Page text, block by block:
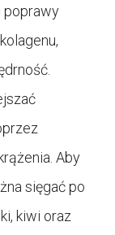
poprawy
Aby
sięgać po
kiwi oraz